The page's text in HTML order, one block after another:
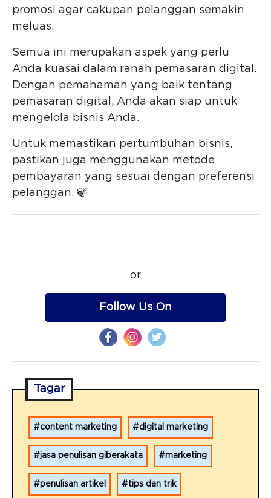
promosi agar cakupan pelanggan semakin
meluas.
Semua ini merupakan aspek yang perlu
Anda kuasai dalam ranah pemasaran digital.
Dengan pemahaman yang baik tentang
pemasaran digital, Anda akan siap untuk
mengelola bisnis Anda.
Untuk memastikan pertumbuhan bisnis,
pastikan juga menggunakan metode
pembayaran yang sesuai dengan preferensi
pelanggan. 🍃
or
Follow Us On
Tagar
content marketing digital marketing
jasa penulisan giberakata marketing
penulisan artikel tips dan trik